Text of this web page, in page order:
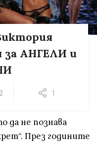
за АНГЕЛИ и
1
да не познава
През годините